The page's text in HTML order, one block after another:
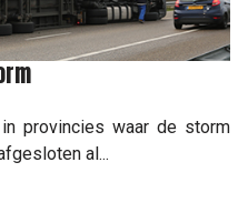
provincies waar de storm
al...